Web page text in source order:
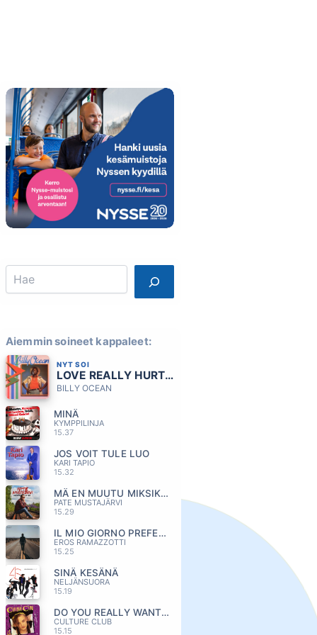
Search
Aiemmin soineet kappaleet:
NYT SOI
LOVE REALLY HURTS WITHOUT YOU
BILLY OCEAN
MINÄ
KYMPPILINJA
15.37
JOS VOIT TULE LUO
KARI TAPIO
15.32
MÄ EN MUUTU MIKSIKÄÄN
PATE MUSTAJÄRVI
15.29
IL MIO GIORNO PREFERITO
EROS RAMAZZOTTI
15.25
SINÄ KESÄNÄ
NELJÄNSUORA
15.19
DO YOU REALLY WANT TO HURT ME
CULTURE CLUB
15.15